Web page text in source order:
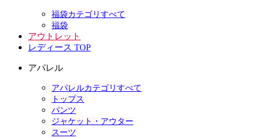
福袋カテゴリすべて
福袋
アウトレット
レディース TOP
アパレル
アパレルカテゴリすべて
トップス
パンツ
ジャケット・アウター
スーツ